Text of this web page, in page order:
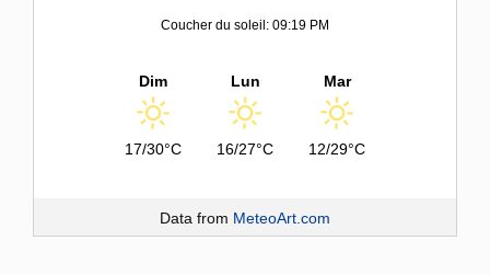
Coucher du soleil: 09:19 PM
Dim
17/30°C
Lun
16/27°C
Mar
12/29°C
Data from MeteoArt.com